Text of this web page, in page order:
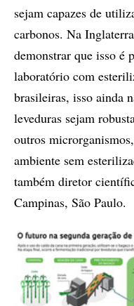
sejam capazes de
carbonos. Na
demonstrar que isso é
laboratório com
brasileiras, isso ainda
leveduras sejam
outros
ambiente sem
também diretor
Campinas, São Paulo.